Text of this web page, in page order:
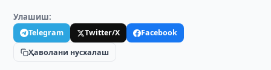
Улашиш:
Telegram Twitter/X
Facebook
Ҳаволани нусхалаш